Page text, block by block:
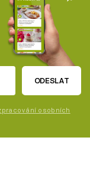
ODESLAT
osobních